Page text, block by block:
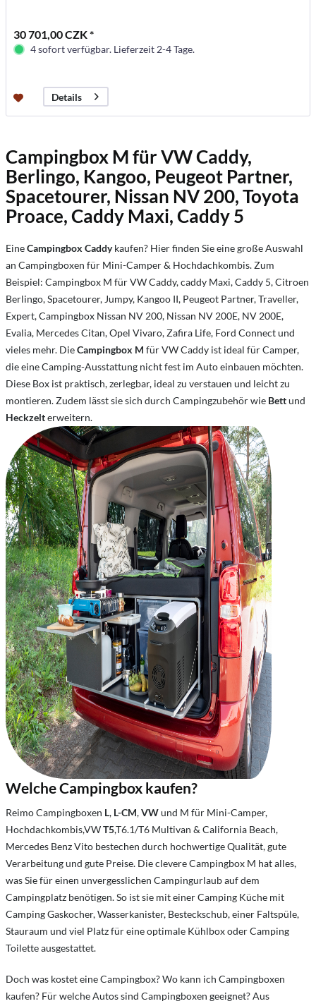
30 701,00 CZK *
4 sofort verfügbar. Lieferzeit 2-4 Tage.
Details
Campingbox M für VW Caddy,
Berlingo, Kangoo, Peugeot Partner,
Spacetourer, Nissan NV 200, Toyota
Proace, Caddy Maxi, Caddy 5
EineCampingbox Caddykaufen? Hier finden Sie eine große Auswahl
an Campingboxen für Mini-Camper & Hochdachkombis. Zum
Beispiel: Campingbox M für VW Caddy, caddy Maxi, Caddy 5, Citroen
Berlingo, Spacetourer, Jumpy, Kangoo II, Peugeot Partner, Traveller,
Expert, Campingbox Nissan NV 200, Nissan NV 200E, NV 200E,
Evalia, Mercedes Citan, Opel Vivaro, Zafira Life, Ford Connect und
vieles mehr. DieCampingbox M für VW Caddy ist ideal für Camper,
die eine Camping-Ausstattung nicht fest im Auto einbauen möchten.
Diese Box ist praktisch, zerlegbar, ideal zu verstauen und leicht zu
montieren. Zudem lässt sie sich durch Campingzubehör wie Bettund
Heckzelterweitern.
Welche Campingbox kaufen?
Reimo Campingboxen L, L-CM,VWund M für Mini-Camper,
Hochdachkombis,VWT5,T6.1/T6 Multivan & California Beach,
Mercedes Benz Vito bestechen durch hochwertige Qualität, gute
Verarbeitung und gute Preise. Die clevere Campingbox M hat alles,
was Sie für einen unvergesslichen Campingurlaub auf dem
Campingplatz benötigen. So ist sie mit einer Camping Küche mit
Camping Gaskocher, Wasserkanister, Besteckschub, einer Faltspüle,
Stauraum und viel Platz für eine optimale Kühlbox oder Camping
Toilette ausgestattet.
Doch was kostet eine Campingbox? Wo kann ich Campingboxen
kaufen? Für welche Autos sind Campingboxen geeignet? Aus